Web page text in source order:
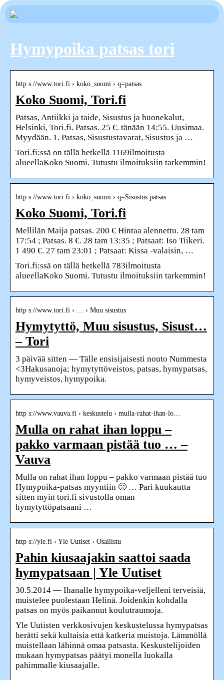
Hymypoika patsas tori
http s://www.tori.fi › koko_suomi › q=patsas
Koko Suomi, Tori.fi
Patsas, Antiikki ja taide, Sisustus ja huonekalut,
Helsinki, Tori.fi. Patsas. 25 €. tänään 14:55. Uusimaa.
Myydään. 1. Patsas, Sisustustavarat, Sisustus ja …
Tori.fi:ssä on tällä hetkellä 1169ilmoitusta
alueellaKoko Suomi. Tutustu ilmoituksiin tarkemmin!
http s://www.tori.fi › koko_suomi › q=Sisustus patsas
Koko Suomi, Tori.fi
Mellilän Maija patsas. 200 € Hintaa alennettu. 28 tam
17:54 ; Patsas. 8 €. 28 tam 13:35 ; Patsaat: Iso Tiikeri.
1 490 €. 27 tam 23:01 ; Patsaat: Kissa -valaisin, …
Tori.fi:ssä on tällä hetkellä 783ilmoitusta
alueellaKoko Suomi. Tutustu ilmoituksiin tarkemmin!
http s://www.tori.fi › … › Muu sisustus
Hymytyttö, Muu sisustus, Sisust…
– Tori
3 päivää sitten — Tälle ensisijaisesti nouto Nummesta
<3Hakusanoja; hymytyttöveistos, patsas, hymypatsas,
hymyveistos, hymypoika.
http s://www.vauva.fi › keskustelu › mulla-rahat-ihan-lo…
Mulla on rahat ihan loppu –
pakko varmaan pistää tuo … –
Vauva
Mulla on rahat ihan loppu – pakko varmaan pistää tuo
Hymypoika-patsas myyntiin 🙁 … Pari kuukautta
sitten myin tori.fi sivustolla oman
hymytyttöpatsaani …
http s://yle.fi › Yle Uutiset › Osallistu
Pahin kiusaajakin saattoi saada
hymypatsaan | Yle Uutiset
30.5.2014 — Ihanalle hymypoika-veljelleni terveisiä,
muistelee puolestaan Helinä. Joidenkin kohdalla
patsas on myös paikannut koulutraumoja.
Yle Uutisten verkkosivujen keskustelussa hymypatsas
herätti sekä kultaisia että katkeria muistoja. Lämmöllä
muistellaan lähinnä omaa patsasta. Keskustelijoiden
mukaan hymypatsas päätyi monella luokalla
pahimmalle kiusaajalle.